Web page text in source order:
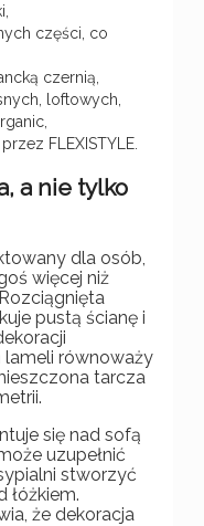
części, co
czernią,
loftowych,
FLEXISTYLE.
a nie tylko
dla osób,
więcej niż
pustą ścianę i
równoważy
tarcza
się nad sofą
uzupełnić
stworzyć
łóżkiem.
że dekoracja